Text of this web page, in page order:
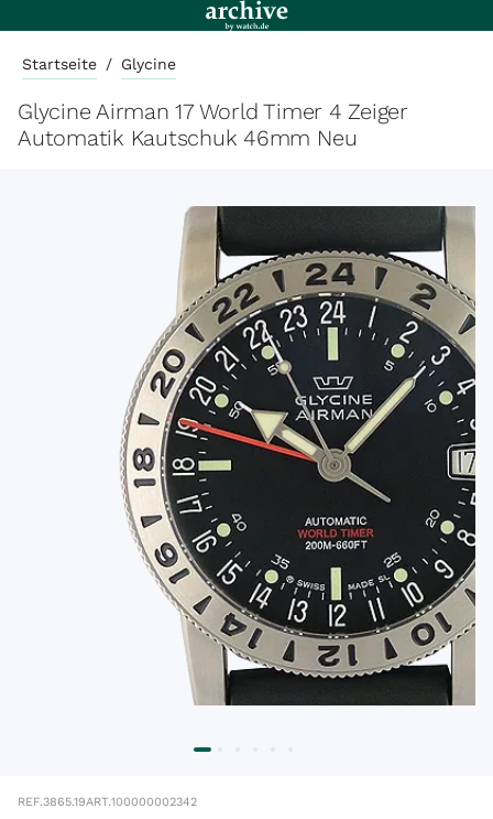
Startseite / Glycine
Glycine Airman 17 World Timer 4 Zeiger
Automatik Kautschuk 46mm Neu
REF.3865.19ART.100000002342